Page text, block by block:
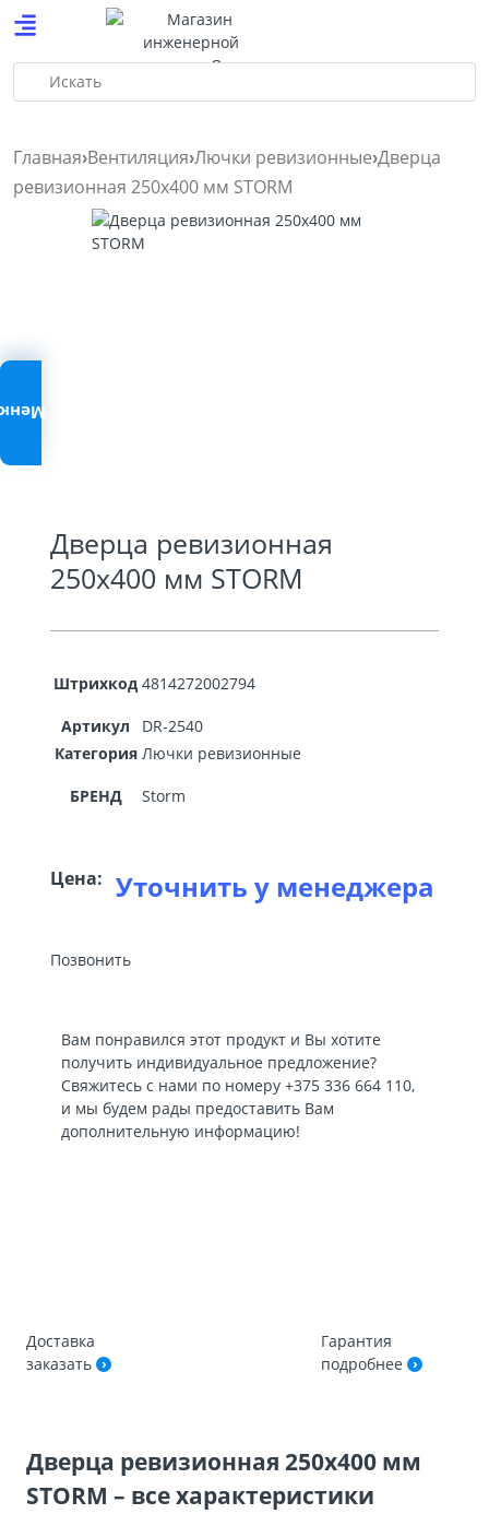
Искать
Главная Вентиляция Лючки ревизионные Дверца
ревизионная 250х400 мм STORM
Дверца ревизионная
250х400 мм STORM
Штрихкод 4814272002794
Артикул
DR-2540
Категория Лючки ревизионные
БРЕНД Storm
Цена: Уточнить у менеджера
Позвонить
Вам понравился этот продукт и Вы хотите
получить индивидуальное предложение?
Свяжитесь с нами по номеру +375 336 664 110,
и мы будем рады предоставить Вам
дополнительную информацию!
Доставка
заказать
Гарантия
подробнее
Дверца ревизионная 250х400 мм
STORM – все характеристики